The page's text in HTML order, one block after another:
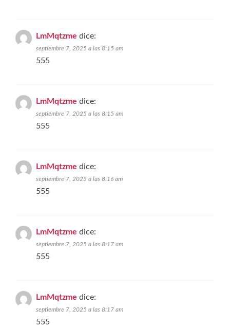
LmMqtzme dice:
septiembre 7, 2025 a las 8:15 am
555
LmMqtzme dice:
septiembre 7, 2025 a las 8:15 am
555
LmMqtzme dice:
septiembre 7, 2025 a las 8:16 am
555
LmMqtzme dice:
septiembre 7, 2025 a las 8:17 am
555
LmMqtzme dice:
septiembre 7, 2025 a las 8:17 am
555